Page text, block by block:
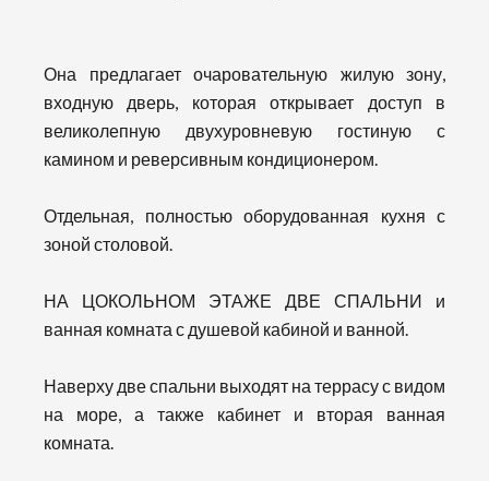
Она предлагает очаровательную жилую зону,
входную дверь, которая открывает доступ в
великолепную двухуровневую гостиную с
камином и реверсивным кондиционером.
Отдельная, полностью оборудованная кухня с
зоной столовой.
НА ЦОКОЛЬНОМ ЭТАЖЕ ДВЕ СПАЛЬНИ и
ванная комната с душевой кабиной и ванной.
Наверху две спальни выходят на террасу с видом
на море, а также кабинет и вторая ванная
комната.